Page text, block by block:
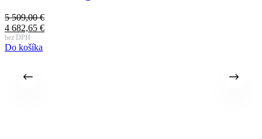
5 509,00€
4 682,65 €
bez DPH
Do košíka